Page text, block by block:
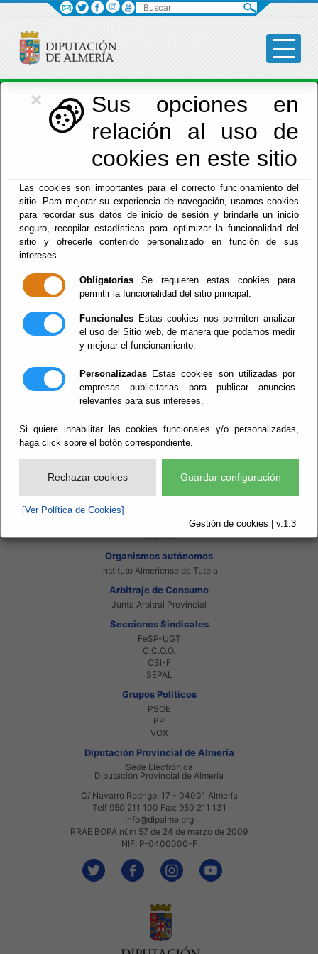
×
Sus opciones en
relación al uso de
cookies en este sitio
Las cookies son importantes para el correcto funcionamiento del
sitio. Para mejorar su experiencia de navegación, usamos cookies
para recordar sus datos de inicio de sesión y brindarle un inicio
seguro, recopilar estadísticas para optimizar la funcionalidad del
sitio y ofrecerle contenido personalizado en función de sus
intereses.
Obligatorias Se requieren estas cookies para
permitir la funcionalidad del sitio principal.
Funcionales Estas cookies nos permiten analizar
el uso del Sitio web, de manera que podamos medir
y mejorar el funcionamiento.
Personalizadas Estas cookies son utilizadas por
empresas publicitarias para publicar anuncios
relevantes para sus intereses.
Si quiere inhabilitar las cookies funcionales y/o personalizadas,
haga click sobre el botón correspondiente.
Rechazar cookies Guardar configuración
[Ver Política de Cookies]
Gestión de cookies | v.1.3
Economía
Menú Hacienda
Hacienda Municipal
Red Provincial
Intranet Adheridos
Intranet Beneficiarios
Servicios EE.LL.
Enlaces de interés
Beneficiarios Red Provincial
Punto de Informacion del Catastro
Ministerio de Administraciones Públicas
Junta de Andalucia
Consorcios
Bomberos Levante
Almanzora Levante R.T.R.S.U.
Gestión de Residuos Sector-II
U.N.E.D.
Organismos autónomos
Instituto Almeriense de Tutela
Arbitraje de Consumo
Junta Arbitral Provincial
Secciones Sindicales
FeSP-UGT
C.C.O.O.
CSI-F
SEPAL
Grupos Políticos
PSOE
PP
VOX
Diputación Provincial de Almería
Sede Electrónica
Diputación Provincial de Almería
C/ Navarro Rodrigo, 17 - 04001 Almería
Telf 950 211 100 Fax: 950 211 131
info@dipalme.org
RRAE BOPA núm 57 de 24 de marzo de 2009
NIF: P-0400000-F
Buscar